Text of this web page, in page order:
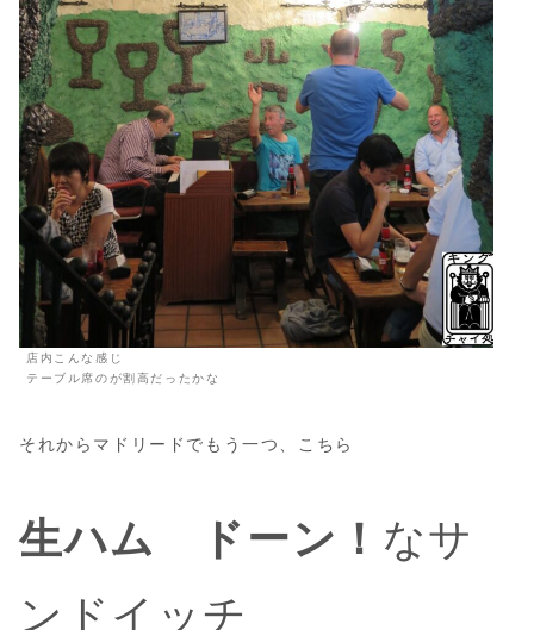
店内こんな感じ
テーブル席のが割高だったかな
それからマドリードでもう一つ、こちら
生ハム ドーン！ なサ
ンドイッチ